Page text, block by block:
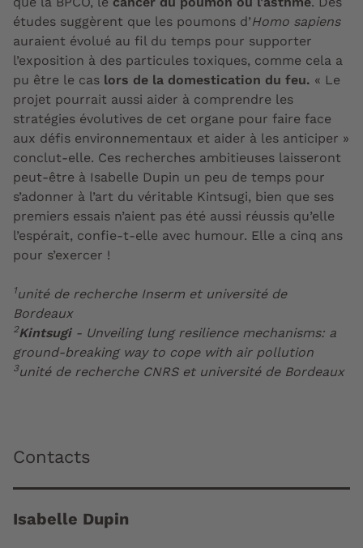
études suggèrent que les poumons d’Homo sapiens
auraient évolué au fil du temps pour supporter
l’exposition à des particules toxiques, comme cela a
pu être le cas lors de la domestication du feu. « Le
projet pourrait aussi aider à comprendre les
stratégies évolutives de cet organe pour faire face
aux défis environnementaux et aider à les anticiper »
conclut-elle. Ces recherches ambitieuses laisseront
peut-être à Isabelle Dupin un peu de temps pour
s’adonner à l’art du véritable Kintsugi, bien que ses
premiers essais n’aient pas été aussi réussis qu’elle
l’espérait, confie-t-elle avec humour. Elle a cinq ans
pour s’exercer !
1unité de recherche Inserm et université de
Bordeaux
2Kintsugi- Unveiling lung resilience mechanisms: a
ground-breaking way to cope with air pollution
3unité de recherche CNRS et université de Bordeaux
Contacts
Isabelle Dupin